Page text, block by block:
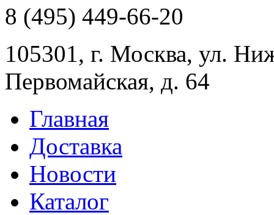
8 (495) 449-66-20
105301, г. Москва, ул.
Первомайская, д. 64
Главная
Доставка
Новости
Каталог